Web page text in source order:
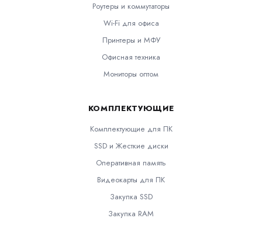
Роутеры и коммутаторы
Wi-Fi для офиса
Принтеры и МФУ
Офисная техника
Мониторы оптом
КОМПЛЕКТУЮЩИЕ
Комплектующие для ПК
SSD и Жесткие диски
Оперативная память
Видеокарты для ПК
Закупка SSD
Закупка RAM